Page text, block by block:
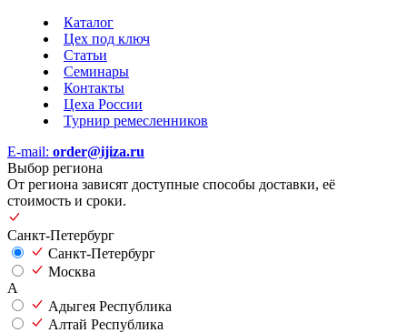
Каталог
Цех под ключ
Статьи
Семинары
Контакты
Цеха России
Турнир ремесленников
E-mail: order@ijiza.ru
Выбор региона
От региона зависят доступные способы доставки, её
стоимость и сроки.
Санкт-Петербург
Санкт-Петербург
Москва
А
Адыгея Республика
Алтай Республика